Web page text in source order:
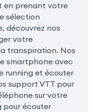
en prenant votre
sélection
découvrez nos
votre
transpiration. Nos
smartphone avec
running et écouter
support VTT pour
sur votre
pour écouter